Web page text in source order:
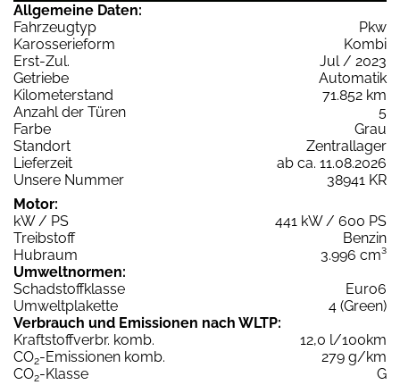
Allgemeine Daten:
Fahrzeugtyp
Pkw
Karosserieform
Kombi
Erst-Zul.
Jul / 2023
Getriebe
Automatik
Kilometerstand
71.852 km
Anzahl der Türen
5
Farbe
Grau
Standort
Zentrallager
Lieferzeit
ab ca. 11.08.2026
Unsere Nummer
38941 KR
Motor:
kW / PS
441 kW / 600 PS
Treibstoff
Benzin
Hubraum
3.996 cm³
Umweltnormen:
Schadstoffklasse
Euro6
Umweltplakette
4 (Green)
Verbrauch und Emissionen nach WLTP:
Kraftstoffverbr. komb.
12,0 l/100km
CO2-Emissionen komb.
279 g/km
CO2-Klasse
G